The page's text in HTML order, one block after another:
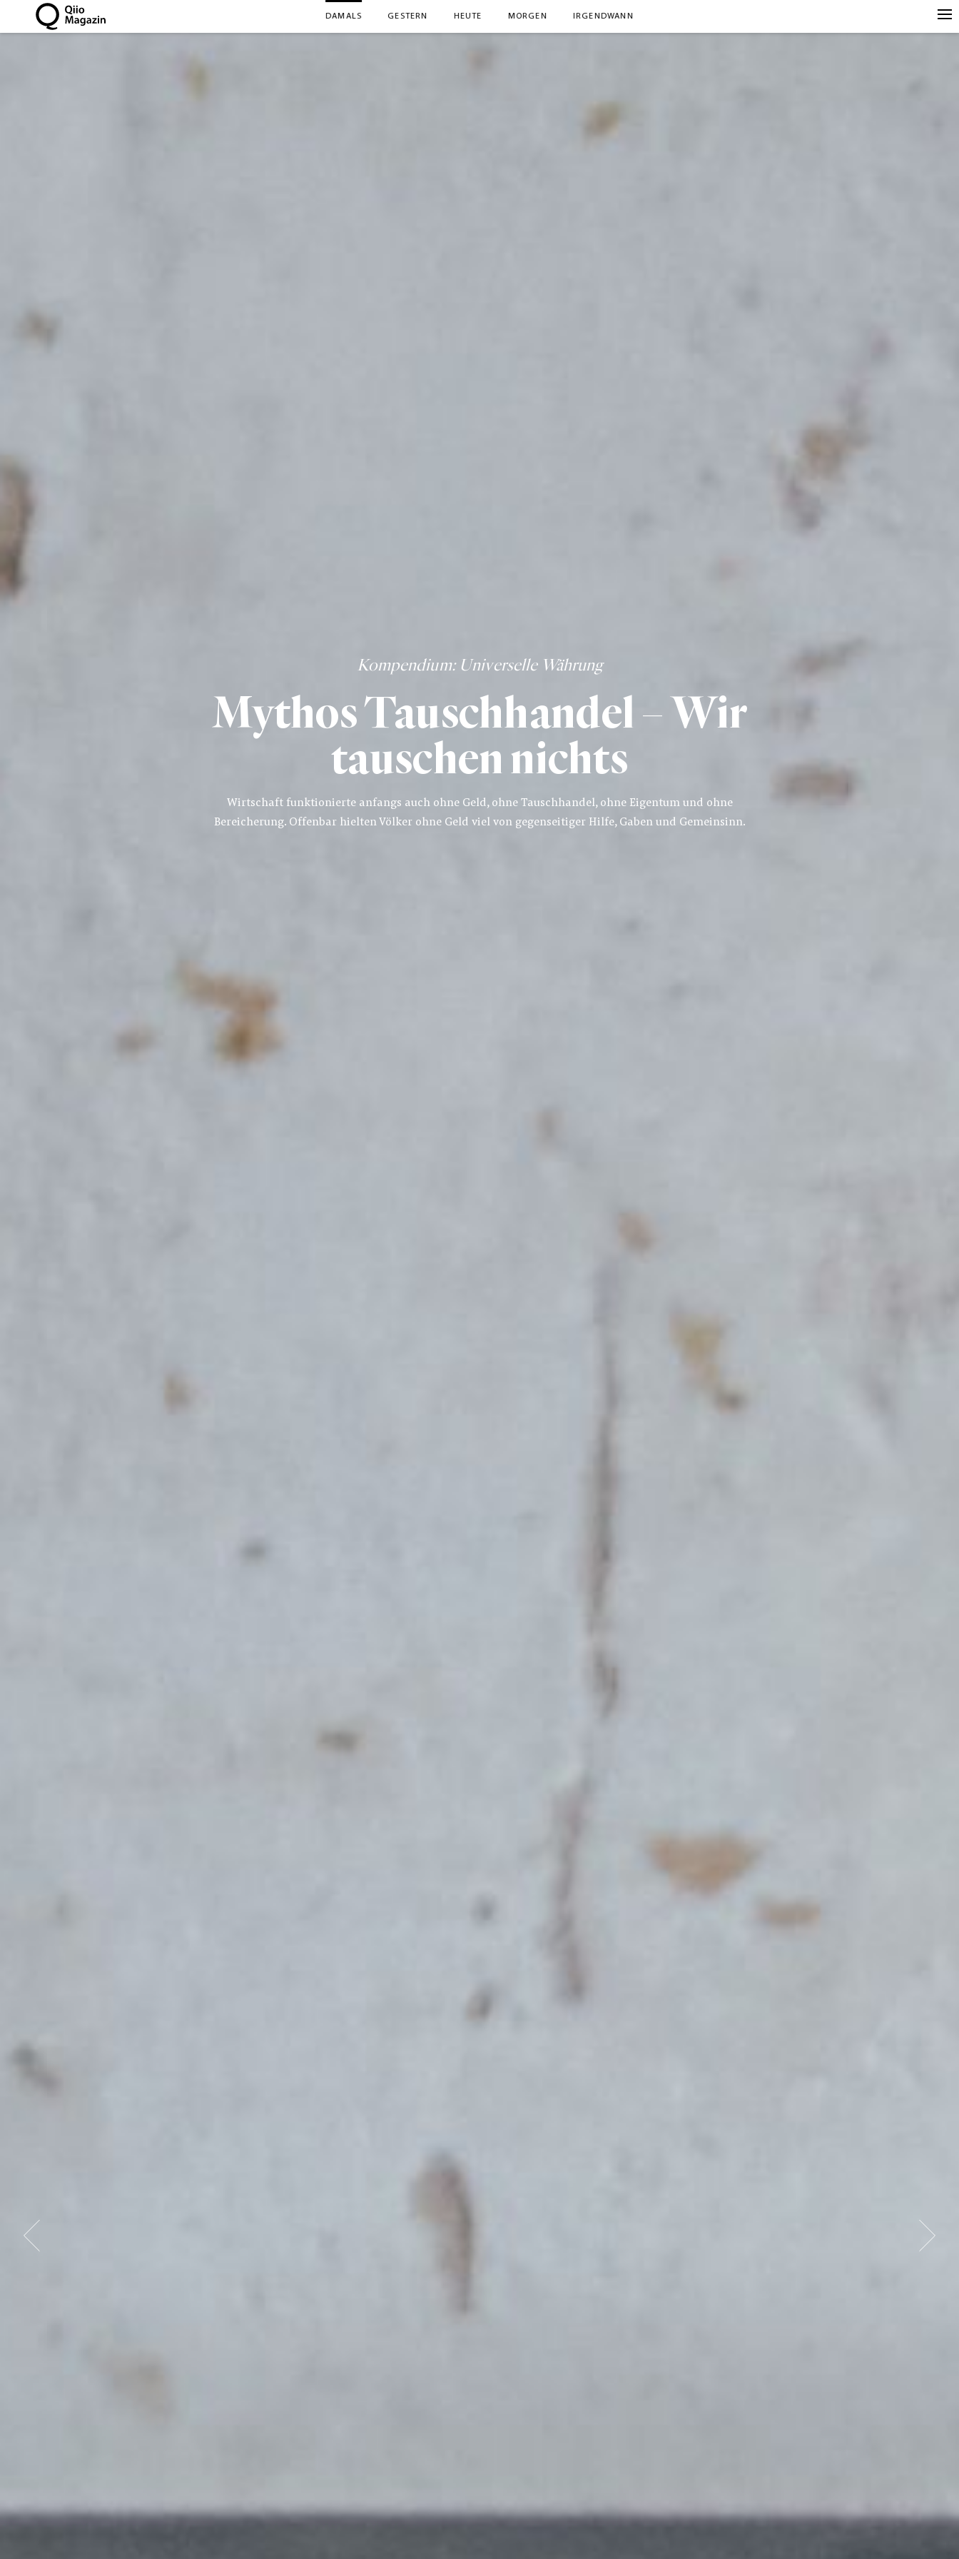
DAMALS GESTERN HEUTE MORGEN IRGENDWANN
Kompendium: Universelle Währung
Mythos Tauschhandel – Wir
tauschen nichts
Wirtschaft funktionierte anfangs auch ohne Geld, ohne Tauschhandel, ohne Eigentum und ohne
Bereicherung. Offenbar hielten Völker ohne Geld viel von gegenseitiger Hilfe, Gaben und Gemeinsinn.